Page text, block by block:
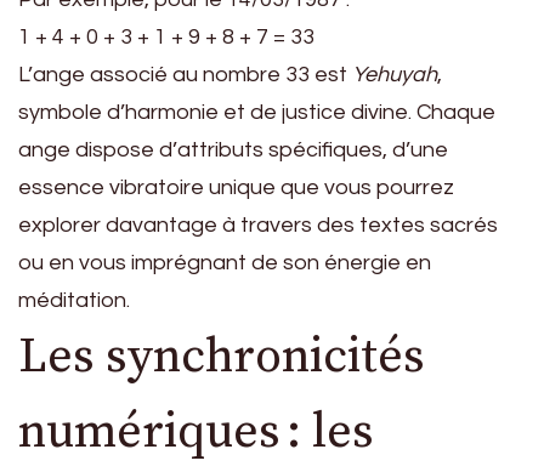
1 + 4 + 0 + 3 + 1 + 9 + 8 + 7 = 33
L’ange associé au nombre 33 est Yehuyah,
symbole d’harmonie et de justice divine. Chaque
ange dispose d’attributs spécifiques, d’une
essence vibratoire unique que vous pourrez
explorer davantage à travers des textes sacrés
ou en vous imprégnant de son énergie en
méditation.
Les synchronicités
numériques : les